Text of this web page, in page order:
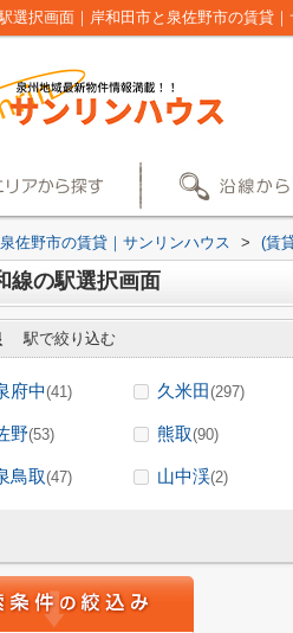
選択画面｜岸和田市と泉佐野市の賃貸
佐野市の賃貸｜サンリンハウス > (賃
線の駅選択画面
駅で絞り込む
府中(41) 久米田(297)
野(53) 熊取(90)
鳥取(47) 山中渓(2)